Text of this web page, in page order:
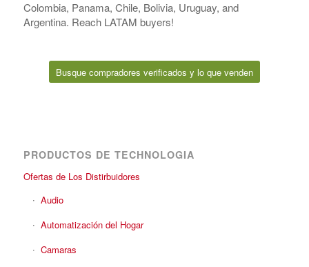
Colombia, Panama, Chile, Bolivia, Uruguay, and
Argentina. Reach LATAM buyers!
Busque compradores verificados y lo que venden
PRODUCTOS DE TECHNOLOGIA
Ofertas de Los Distirbuidores
Audio
Automatización del Hogar
Camaras